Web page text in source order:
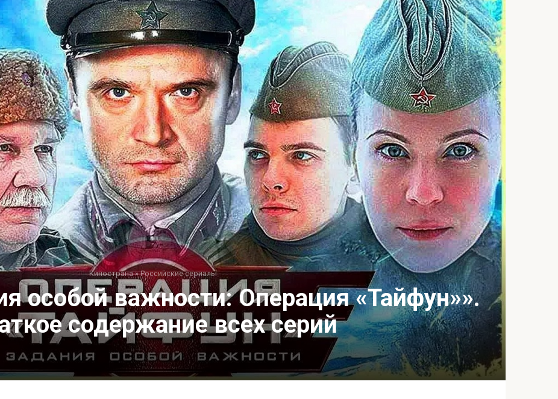
Кинострана » Российские сериалы
особой важности: Операция «Тайфун»».
содержание всех серий